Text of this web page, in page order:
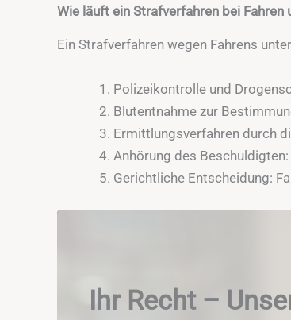
Wie läuft ein Strafverfahren bei Fahren
Ein Strafverfahren wegen Fahrens
Polizeikontrolle und
Blutentnahme zur
Ermittlungsverfahren durch
Anhörung des
Gerichtliche Entscheidung:
Ihr Recht –